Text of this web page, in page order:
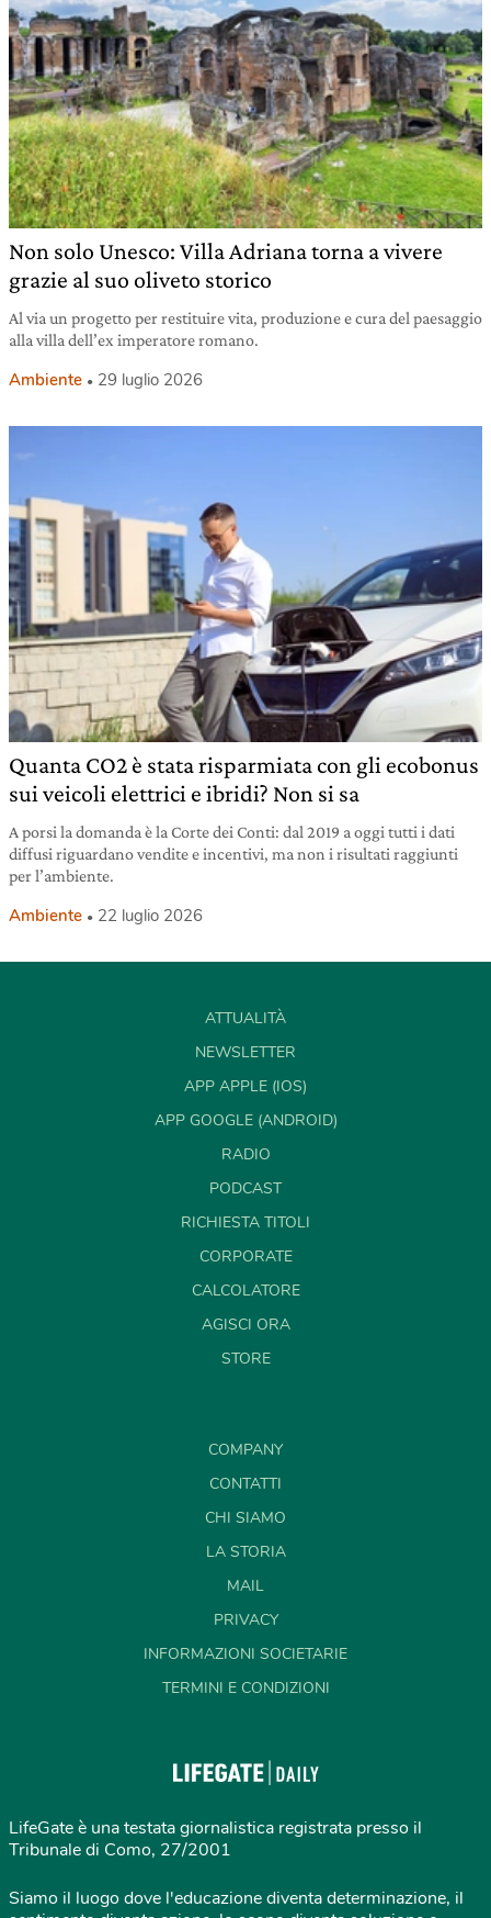
Non solo Unesco: Villa Adriana torna a vivere
grazie al suo oliveto storico
Al via un progetto per restituire vita, produzione e cura del paesaggio
alla villa dell’ex imperatore romano.
Ambiente 29 luglio 2026
Quanta CO2 è stata risparmiata con gli ecobonus
sui veicoli elettrici e ibridi? Non si sa
A porsi la domanda è la Corte dei Conti: dal 2019 a oggi tutti i dati
diffusi riguardano vendite e incentivi, ma non i risultati raggiunti
per l’ambiente.
Ambiente 22 luglio 2026
ATTUALITÀ
NEWSLETTER
APP APPLE (IOS)
APP GOOGLE (ANDROID)
RADIO
PODCAST
RICHIESTA TITOLI
CORPORATE
CALCOLATORE
AGISCI ORA
STORE
COMPANY
CONTATTI
CHI SIAMO
LA STORIA
MAIL
PRIVACY
INFORMAZIONI SOCIETARIE
TERMINI E CONDIZIONI
LifeGate è una testata giornalistica registrata presso il
Tribunale di Como, 27/2001
Siamo il luogo dove l'educazione diventa determinazione, il